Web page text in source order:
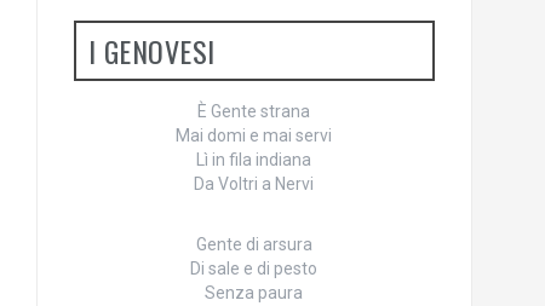
I GENOVESI
È Gente strana
Mai domi e mai servi
Lì in fila indiana
Da Voltri a Nervi
Gente di arsura
Di sale e di pesto
Senza paura